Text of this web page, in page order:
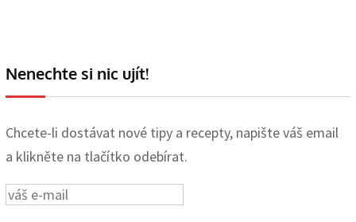
Nenechte si nic ujít!
Chcete-li dostávat nové tipy a recepty, napište váš email
a klikněte na tlačítko odebírat.